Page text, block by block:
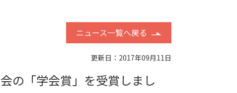
ニュース一覧へ戻る
更新日：2017年09月11日
の「学会賞」を受賞しまし